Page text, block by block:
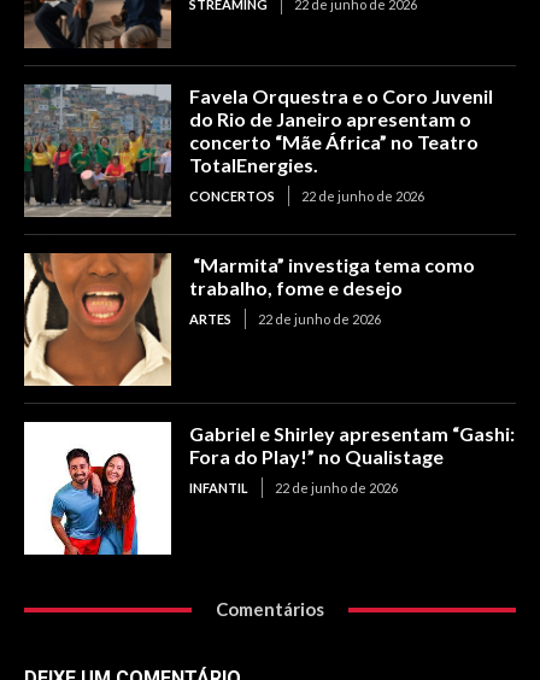
STREAMING 22 de junho de 2026
Favela Orquestra e o Coro Juvenil
do Rio de Janeiro apresentam o
concerto “Mãe África” no Teatro
TotalEnergies.
CONCERTOS 22 de junho de 2026
“Marmita” investiga tema como
trabalho, fome e desejo
ARTES 22 de junho de 2026
Gabriel e Shirley apresentam “Gashi:
Fora do Play!” no Qualistage
INFANTIL 22 de junho de 2026
Comentários